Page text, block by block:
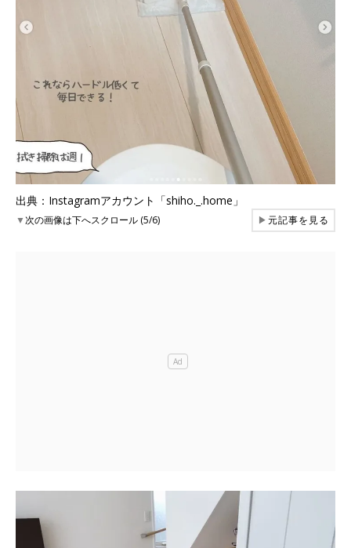
出典：Instagramアカウント「shiho._.home」
▼次の画像は下へスクロール (5/6) ▶元記事を見る